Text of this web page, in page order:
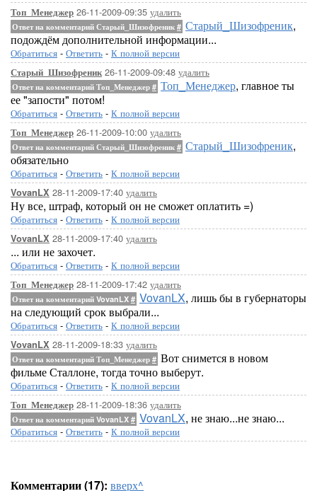
Топ_Менеджер 26-11-2009-09:35 удалить
Ответ на комментарий Старый_Шизофреник # Старый_Шизофреник,
подождём дополнительной информации...
Обратиться - Ответить - К полной версии
Старый_Шизофреник26-11-2009-09:48 удалить
Ответ на комментарий Топ_Менеджер # Топ_Менеджер, главное ты
ее "запости" потом!
Обратиться - Ответить - К полной версии
Топ_Менеджер 26-11-2009-10:00 удалить
Ответ на комментарий Старый_Шизофреник # Старый_Шизофреник,
обязательно
Обратиться - Ответить - К полной версии
VovanLX 28-11-2009-17:40 удалить
Ну все, штраф, который он не сможет оплатить =)
Обратиться - Ответить - К полной версии
VovanLX 28-11-2009-17:40 удалить
... или не захочет.
Обратиться - Ответить - К полной версии
Топ_Менеджер 28-11-2009-17:42 удалить
Ответ на комментарий VovanLX # VovanLX, лишь бы в губернаторы
на следующий срок выбрали...
Обратиться - Ответить - К полной версии
VovanLX 28-11-2009-18:33 удалить
Ответ на комментарий Топ_Менеджер # Вот снимется в новом
фильме Сталлоне, тогда точно выберут.
Обратиться - Ответить - К полной версии
Топ_Менеджер 28-11-2009-18:36 удалить
Ответ на комментарий VovanLX # VovanLX, не знаю...не знаю...
Обратиться - Ответить - К полной версии
Комментарии (17): вверх^